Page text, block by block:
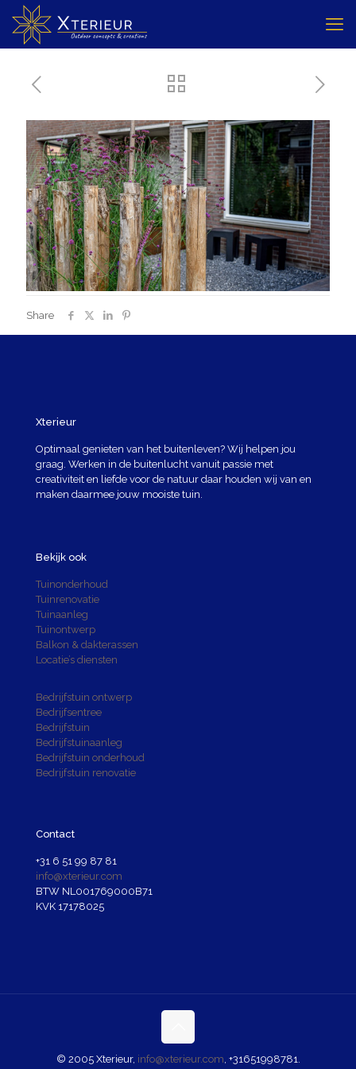
Share
Xterieur
Optimaal genieten van het buitenleven? Wij helpen jou
graag. Werken in de buitenlucht vanuit passie met
creativiteit en liefde voor de natuur daar houden wij van en
maken daarmee jouw mooiste tuin.
Bekijk ook
Tuinonderhoud
Tuinrenovatie
Tuinaanleg
Tuinontwerp
Balkon & dakterassen
Locatie’s diensten
Bedrijfstuin ontwerp
Bedrijfsentree
Bedrijfstuin
Bedrijfstuinaanleg
Bedrijfstuin onderhoud
Bedrijfstuin renovatie
Contact
+31 6 51 99 87 81
info@xterieur.com
BTW NL001769000B71
KVK 17178025
© 2005 Xterieur, info@xterieur.com +31651998781